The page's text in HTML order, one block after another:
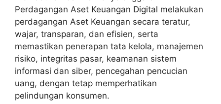
Perdagangan Aset Keuangan Digital melakukan
perdagangan Aset Keuangan secara teratur,
wajar, transparan, dan efisien, serta
memastikan penerapan tata kelola, manajemen
risiko, integritas pasar, keamanan sistem
informasi dan siber, pencegahan pencucian
uang, dengan tetap memperhatikan
pelindungan konsumen.